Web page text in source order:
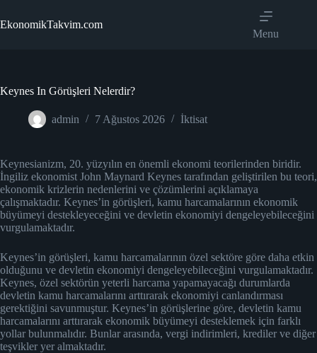
to
content
EkonomikTakvim.com
Menu
Keynes In Görüşleri Nelerdir?
admin 7 Ağustos 2026 İktisat
Keynesianizm, 20. yüzyılın en önemli ekonomi teorilerinden biridir.
İngiliz ekonomist John Maynard Keynes tarafından geliştirilen bu teori,
ekonomik krizlerin nedenlerini ve çözümlerini açıklamaya
çalışmaktadır. Keynes’in görüşleri, kamu harcamalarının ekonomik
büyümeyi destekleyeceğini ve devletin ekonomiyi dengeleyebileceğini
vurgulamaktadır.
Keynes’in görüşleri, kamu harcamalarının özel sektöre göre daha etkin
olduğunu ve devletin ekonomiyi dengeleyebileceğini vurgulamaktadır.
Keynes, özel sektörün yeterli harcama yapamayacağı durumlarda
devletin kamu harcamalarını arttırarak ekonomiyi canlandırması
gerektiğini savunmuştur. Keynes’in görüşlerine göre, devletin kamu
harcamalarını arttırarak ekonomik büyümeyi desteklemek için farklı
yollar bulunmalıdır. Bunlar arasında, vergi indirimleri, krediler ve diğer
teşvikler yer almaktadır.